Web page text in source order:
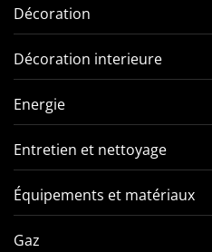
Décoration
Décoration interieure
Energie
Entretien et nettoyage
Équipements et matériaux
Gaz